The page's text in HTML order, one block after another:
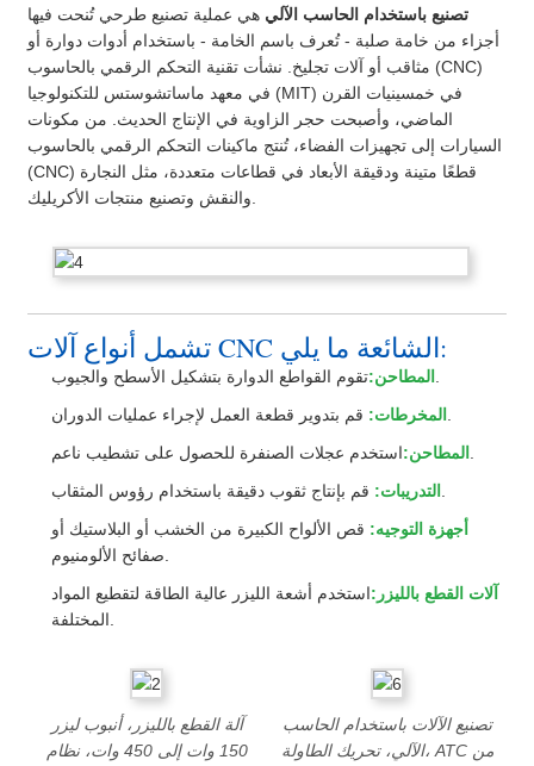
تصنيع باستخدام الحاسب الآلي هي عملية تصنيع طرحي تُنحت فيها
أجزاء من خامة صلبة - تُعرف باسم الخامة - باستخدام أدوات دوارة أو
مثاقب أو آلات تجليخ. نشأت تقنية التحكم الرقمي بالحاسوب (CNC)
في معهد ماساتشوستس للتكنولوجيا (MIT) في خمسينيات القرن
الماضي، وأصبحت حجر الزاوية في الإنتاج الحديث. من مكونات
السيارات إلى تجهيزات الفضاء، تُنتج ماكينات التحكم الرقمي بالحاسوب
(CNC) قطعًا متينة ودقيقة الأبعاد في قطاعات متعددة، مثل النجارة
والنقش وتصنيع منتجات الأكريليك.
تشمل أنواع آلات CNC الشائعة ما يلي:
المطاحن: تقوم القواطع الدوارة بتشكيل الأسطح والجيوب.
المخرطات: قم بتدوير قطعة العمل لإجراء عمليات الدوران.
المطاحن: استخدم عجلات الصنفرة للحصول على تشطيب ناعم.
التدريبات: قم بإنتاج ثقوب دقيقة باستخدام رؤوس المثقاب.
أجهزة التوجيه: قص الألواح الكبيرة من الخشب أو البلاستيك أو
صفائح الألومنيوم.
آلات القطع بالليزر:استخدم أشعة الليزر عالية الطاقة لتقطيع المواد
المختلفة.
آلة القطع بالليزر، أنبوب ليزر
150 وات إلى 450 وات، نظام
تصنيع الآلات باستخدام الحاسب
الآلي، تحريك الطاولة، ATC من